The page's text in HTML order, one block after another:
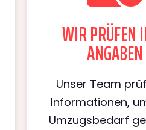
WIR PRÜFEN
ANGABEN
Unser Team
Informationen,
Umzugsbedarf